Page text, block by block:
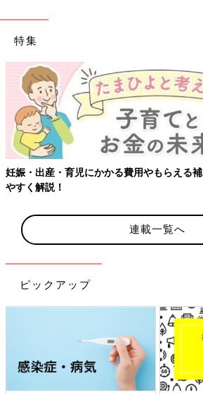
特集
かる費用やもらえる補助金・助成金をわかり
連載一覧へ
ピックアップ